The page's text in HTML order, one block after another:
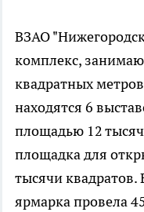
ВЗАО
комплекс,
квадратных
находятся 6
площадью 12
площадка для
тысячи квадратов.
ярмарка провела